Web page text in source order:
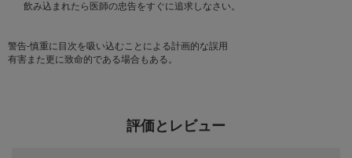
飲み込まれたら医師の忠告をすぐに追求しなさい。
警告-慎重に目次を吸い込むことによる計画的な誤用
有害また更に致命的である場合もある。
評価とレビュー